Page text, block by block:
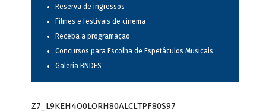
Reserva de ingressos
Filmes e festivais de cinema
Receba a programação
Concursos para Escolha de Espetáculos Musicais
Galeria BNDES
Z7_L9KEH4O0LORH80ALCLTPF80S97